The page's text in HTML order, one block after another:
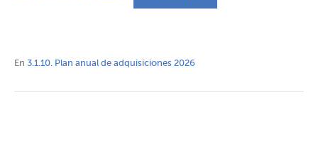
En 3.1.10. Plan anual de adquisiciones 2026